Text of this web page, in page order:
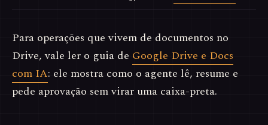
Para operações que vivem de documentos no
Drive, vale ler o guia de Google Drive e Docs
com IA: ele mostra como o agente lê, resume e
pede aprovação sem virar uma caixa-preta.